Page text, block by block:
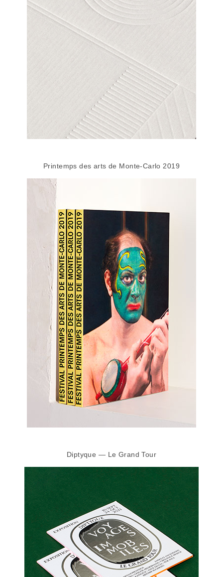
Printemps des arts de Monte-Carlo 2019
Diptyque — Le Grand Tour